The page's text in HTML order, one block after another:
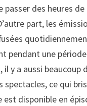
passer des heures
part, les
pendant une
il y a aussi beaucoup
spectacles, ce qui
est disponible en